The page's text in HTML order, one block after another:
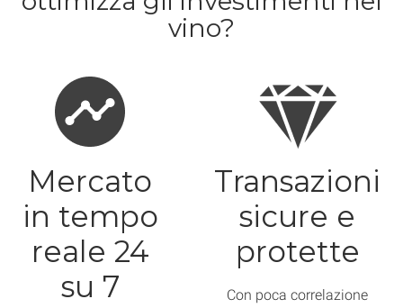
vino?
Mercato
in tempo
reale 24
su 7
Transazioni
sicure e
protette
Con poca correlazione